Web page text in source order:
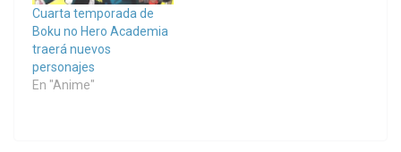
Cuarta temporada de
Boku no Hero Academia
traerá nuevos
personajes
En "Anime"